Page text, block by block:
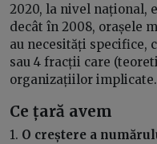
2020, la nivel național,
decât în 2008, orașele
au necesități specifice,
sau 4 fracții care
organizațiilor implicate.
Ce țară avem
1. O creștere a